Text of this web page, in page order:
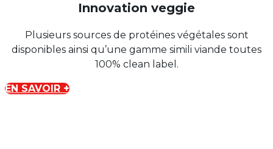
Innovation veggie
Plusieurs sources de protéines végétales sont
disponibles ainsi qu’une gamme simili viande toutes
100% clean label.
EN SAVOIR +